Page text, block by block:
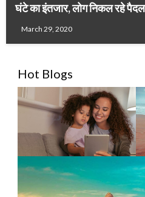
घंटे का इंतजार, लोग निकल रहे पैदल
March 29, 2020
Hot Blogs